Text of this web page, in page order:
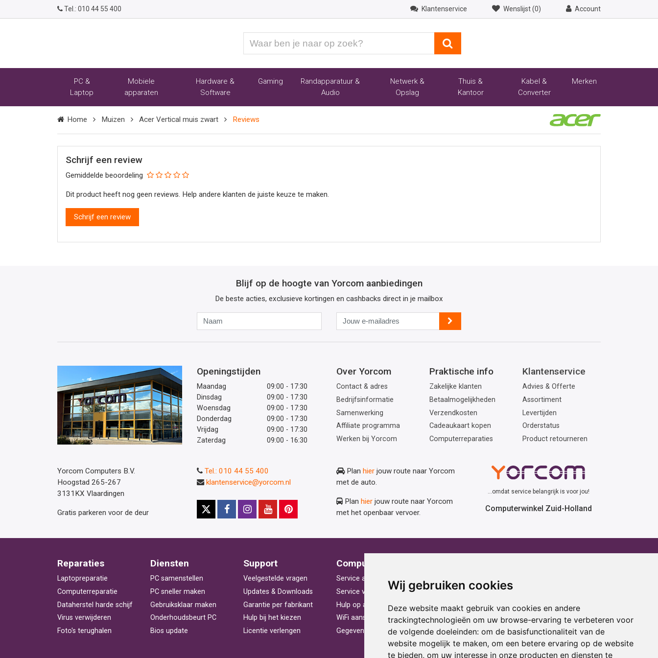
Wij gebruiken cookies
Deze website maakt gebruik van cookies en andere
trackingtechnologieën om uw browse-ervaring te verbeteren voor
de volgende doeleinden: om de basisfunctionaliteit van de
website mogelijk te maken, om een betere ervaring op de website
te bieden, om uw interesse in onze producten en diensten te
Tel.: 010 44 55 400 Klantenservice Wenslijst (0) Account
ben
naar
PC &
Laptop
Mobiele
apparaten
Hardware &
Software
Gaming
Randapparatuur &
Audio
Netwerk &
Opslag
Thuis &
Kantoor
Kabel &
Converter
Merken
Home Muizen Acer Vertical muis zwart Reviews
Schrijf een review
Gemiddelde beoordeling
Dit product heeft nog geen reviews. Help andere klanten de juiste keuze te maken.
Schrijf een review
Blijf op de hoogte van Yorcom aanbiedingen
De beste acties, exclusieve kortingen en cashbacks direct in je mailbox
Jouw
e-
mailadres
Openingstijden
Maandag
09:00 - 17:30
Dinsdag
09:00 - 17:30
Woensdag
09:00 - 17:30
Donderdag
09:00 - 17:30
Vrijdag
09:00 - 17:30
Zaterdag
09:00 - 16:30
Over Yorcom
Contact & adres
Bedrijfsinformatie
Samenwerking
Affiliate programma
Werken bij Yorcom
Praktische info
Zakelijke klanten
Betaalmogelijkheden
Verzendkosten
Cadeaukaart kopen
Computerreparaties
Klantenservice
Advies & Offerte
Assortiment
Levertijden
Orderstatus
Product retourneren
Yorcom Computers B.V.
Hoogstad 265-267
3131KX Vlaardingen
Gratis parkeren voor de deur
Plan hier jouw route naar Yorcom
met de auto.
Plan hier jouw route naar Yorcom
met het openbaar vervoer.
Tel.: 010 44 55 400
klantenservice@yorcom.nl
...omdat service belangrijk is voor jou!
Computerwinkel Zuid-Holland
Reparaties
Laptopreparatie
Computerreparatie
Dataherstel harde schijf
Virus verwijderen
Foto's terughalen
Diensten
PC samenstellen
PC sneller maken
Gebruiksklaar maken
Onderhoudsbeurt PC
Bios update
Support
Veelgestelde vragen
Updates & Downloads
Garantie per fabrikant
Hulp bij het kiezen
Licentie verlengen
Computerhulp
Service aan huis
Service voor bedrijven
Hulp op afstand
WiFi aansluiten
Gegevens herstellen
Statafel huren
Laptop huren
Beamer huren
Racestoel huren
Projectiescherm huren
Cadeau ideeën
Print service
Kortingscode